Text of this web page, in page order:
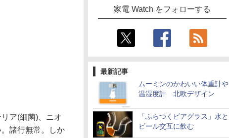
家電 Watch をフォローする
最新記事
ムーミンのかわいい体重計や
温湿度計 北欧デザイン
「ふらつくビアグラス」水と
ビール交互に飲む
ア(細菌)、ニオ
諸行無常。しか